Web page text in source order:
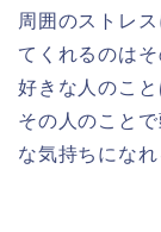
周囲のストレ
てくれるのは
好きな人のこと
その人のこと
な気持ちになれ